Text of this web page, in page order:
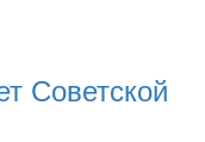
Советской